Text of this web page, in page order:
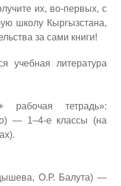
их, во-первых, с
школу Кыргызстана,
за сами книги!
литература
рабочая тетрадь»:
— 1–4-е классы (на
О.Р. Балута) —